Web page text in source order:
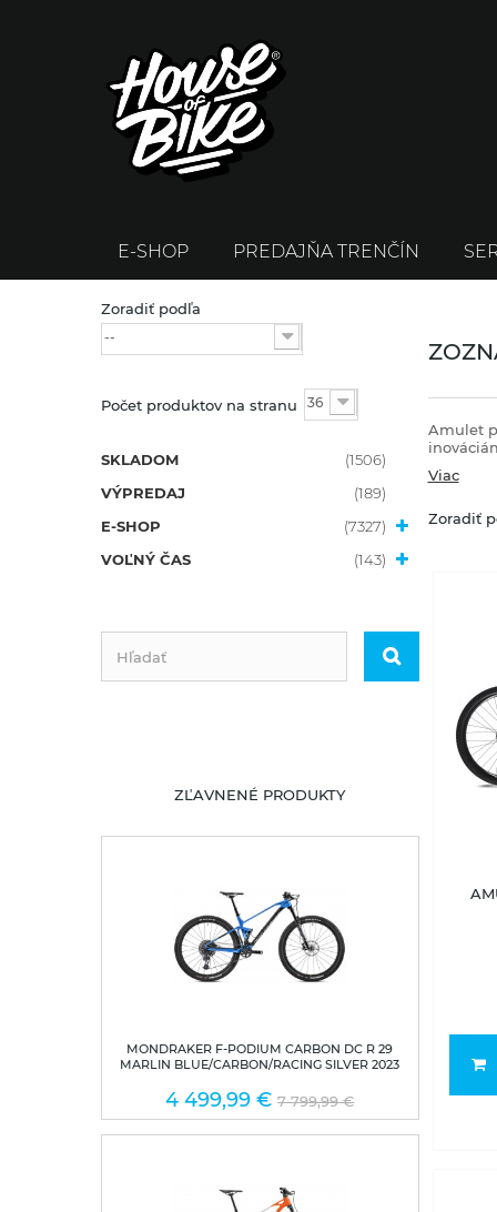
E-SHOP PREDAJŇA TRENČÍN
Zoradiť podľa
--
Počet produktov na stranu 36
SKLADOM
(1506)
VÝPREDAJ
(189)
E-SHOP
(7327)
VOĽNÝ ČAS
(143)
ZĽAVNENÉ PRODUKTY
MONDRAKER F-PODIUM CARBON DC R 29
MARLIN BLUE/CARBON/RACING SILVER 2023
4 499,99 € 7 799,99 €
Amulet
Viac
Zoradiť